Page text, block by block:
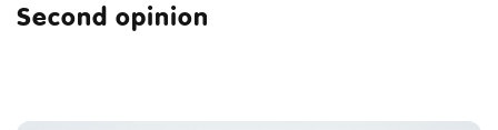
Second opinion